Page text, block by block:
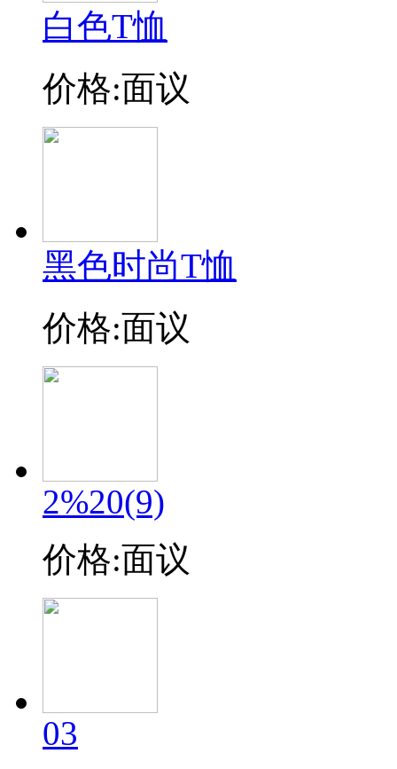
白色T恤
价格:面议
黑色时尚T恤
价格:面议
2%20(9)
价格:面议
03